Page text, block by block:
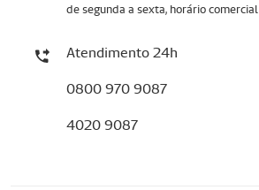
de segunda a sexta, horário comercial
Atendimento 24h
0800 970 9087
4020 9087